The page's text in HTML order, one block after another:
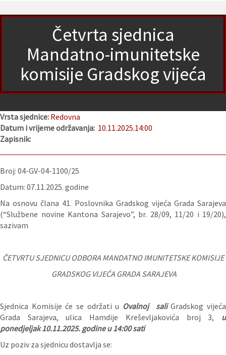
Četvrta sjednica
Mandatno-imunitetske
komisije Gradskog vijeća
Vrsta sjednice: Redovna
Datum i vrijeme održavanja: 10.11.2025.14:00
Zapisnik:
Broj: 04-GV-04-1100/25
Datum: 07.11.2025. godine
Na osnovu člana 41. Poslovnika Gradskog vijeća Grada Sarajeva
(“Službene novine Kantona Sarajevo”, br. 28/09, 11/20 i 19/20),
sazivam
ČETVRTUSJEDNICU ODBORA MANDATNO IMUNITETSKE KOMISIJE
GRADSKOG VIJEĆA GRADA SARAJEVA
Sjednica Komisije će se održati u Ovalnoj saliGradskog vijeća
Grada Sarajeva, ulica Hamdije Kreševljakovića broj 3,
u
ponedjeljak 10.11.2025. godine u 14:00 sati
Uz poziv za sjednicu dostavlja se: